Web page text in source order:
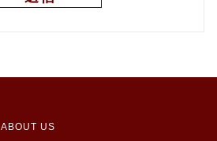
ABOUT US